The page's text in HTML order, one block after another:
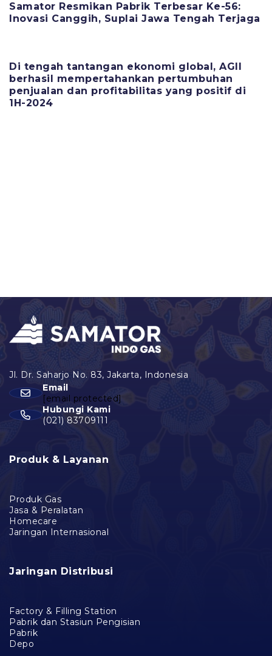
Samator Resmikan Pabrik Terbesar Ke-56:
Inovasi Canggih, Suplai Jawa Tengah Terjaga
Di tengah tantangan ekonomi global, AGII
berhasil mempertahankan pertumbuhan
penjualan dan profitabilitas yang positif di
1H-2024
Email
[email protected]
Hubungi Kami
(021) 83709111
Produk & Layanan
Produk Gas
Jasa & Peralatan
Homecare
Jaringan Internasional
Jaringan Distribusi
Factory & Filling Station
Pabrik dan Stasiun Pengisian
Pabrik
Depo